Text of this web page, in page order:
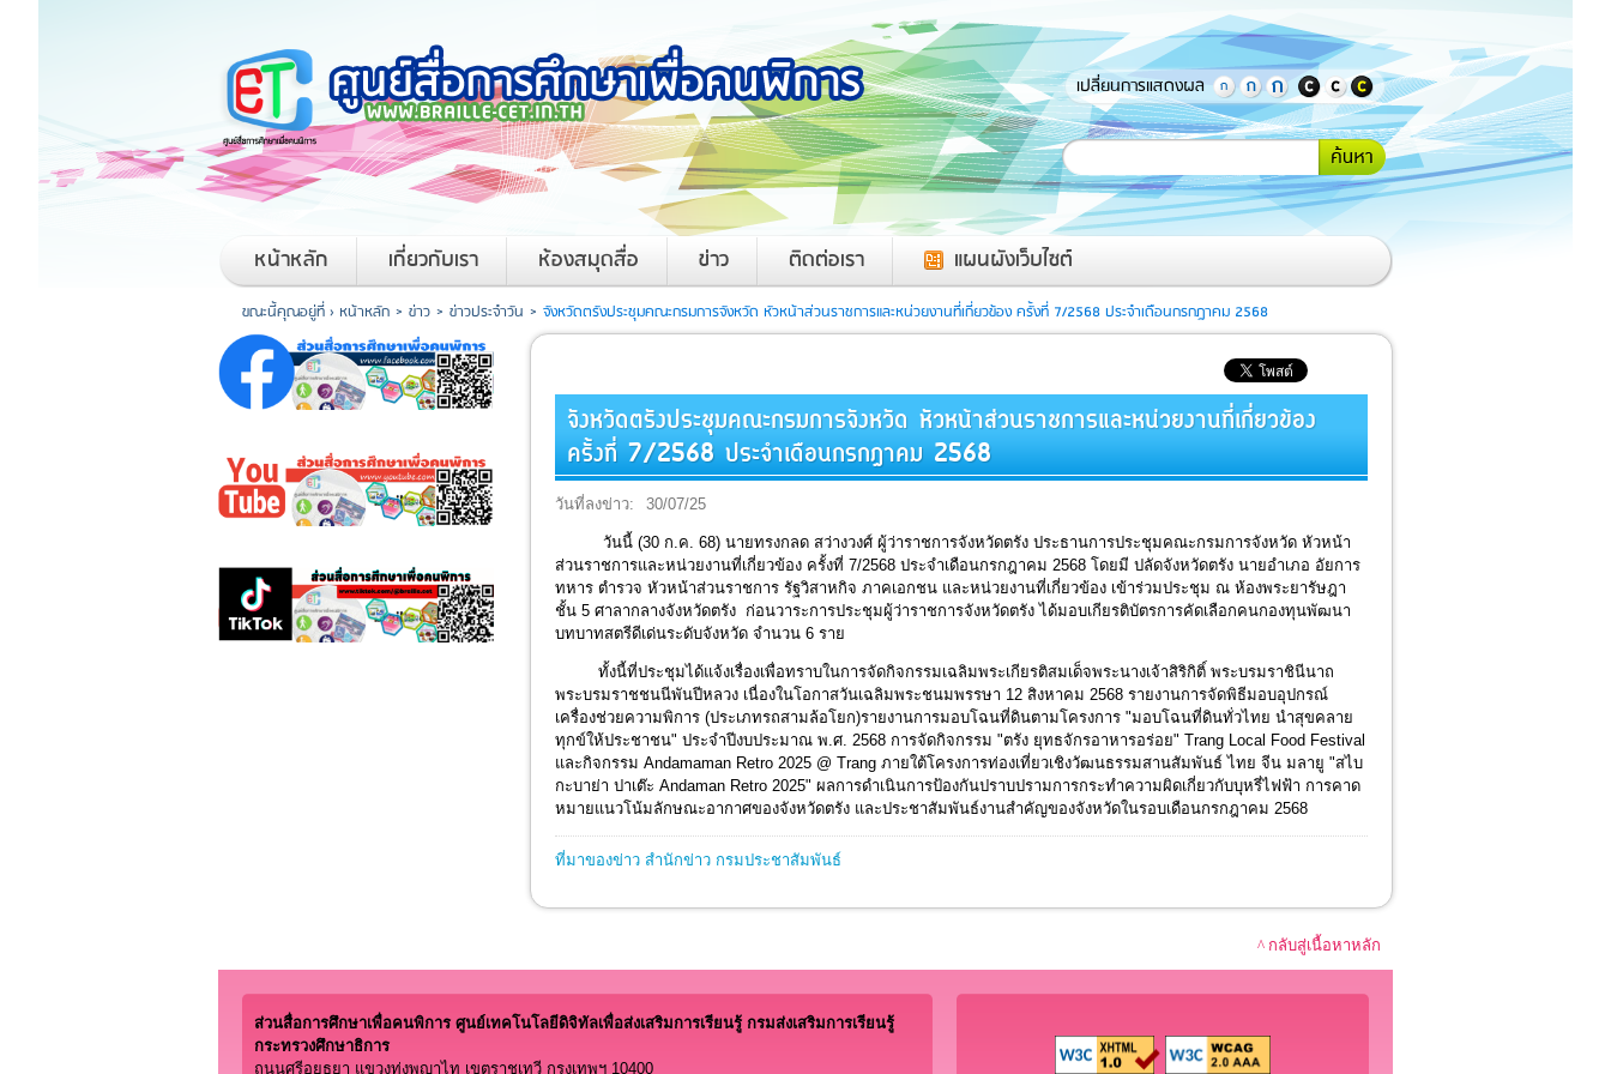
ค้นหา
กรอกคำ
หรือ
ข้อความ
ต้องการ
ค้นหา
เปลี่ยนการแสดงผล
หน้าหลัก เกี่ยวกับเรา ห้องสมุดสื่อ ข่าว ติดต่อเรา แผนผังเว็บไซต์
ขณะนี้คุณอยู่ที่ › หน้าหลัก > ข่าว > ข่าวประจำวัน > จังหวัดตรังประชุมคณะกรมการจังหวัด หัวหน้าส่วนราชการและหน่วยงานที่เกี่ยวข้อง ครั้งที่ 7/2568 ประจำเดือนกรกฎาคม 2568
จังหวัดตรังประชุมคณะกรมการจังหวัด หัวหน้าส่วนราชการและหน่วยงานที่เกี่ยวข้อง
ครั้งที่ 7/2568 ประจำเดือนกรกฎาคม 2568
วันที่ลงข่าว: 30/07/25
วันนี้ (30 ก.ค. 68) นายทรงกลด สว่างวงศ์ ผู้ว่าราชการจังหวัดตรัง ประธานการประชุมคณะกรมการจังหวัด หัวหน้า
ส่วนราชการและหน่วยงานที่เกี่ยวข้อง ครั้งที่ 7/2568 ประจำเดือนกรกฎาคม 2568 โดยมี ปลัดจังหวัดตรัง นายอำเภอ อัยการ
ทหาร ตำรวจ หัวหน้าส่วนราชการ รัฐวิสาหกิจ ภาคเอกชน และหน่วยงานที่เกี่ยวข้อง เข้าร่วมประชุม ณ ห้องพระยารัษฎา
ชั้น 5 ศาลากลางจังหวัดตรัง ก่อนวาระการประชุมผู้ว่าราชการจังหวัดตรัง ได้มอบเกียรติบัตรการคัดเลือกคนกองทุนพัฒนา
บทบาทสตรีดีเด่นระดับจังหวัด จำนวน 6 ราย
ทั้งนี้ที่ประชุมได้แจ้งเรื่องเพื่อทราบในการจัดกิจกรรมเฉลิมพระเกียรติสมเด็จพระนางเจ้าสิริกิติ์ พระบรมราชินีนาถ
พระบรมราชชนนีพันปีหลวง เนื่องในโอกาสวันเฉลิมพระชนมพรรษา 12 สิงหาคม 2568 รายงานการจัดพิธีมอบอุปกรณ์
เครื่องช่วยความพิการ (ประเภทรถสามล้อโยก)รายงานการมอบโฉนที่ดินตามโครงการ "มอบโฉนที่ดินทั่วไทย นำสุขคลาย
ทุกข์ให้ประชาชน" ประจำปีงบประมาณ พ.ศ. 2568 การจัดกิจกรรม "ตรัง ยุทธจักรอาหารอร่อย" Trang Local Food Festival
และกิจกรรม Andamaman Retro 2025 @ Trang ภายใต้โครงการท่องเที่ยวเชิงวัฒนธรรมสานสัมพันธ์ ไทย จีน มลายู "สไบ
กะบาย่า ปาเต๊ะ Andaman Retro 2025" ผลการดำเนินการป้องกันปราบปรามการกระทำความผิดเกี่ยวกับบุหรี่ไฟฟ้า การคาด
หมายแนวโน้มลักษณะอากาศของจังหวัดตรัง และประชาสัมพันธ์งานสำคัญของจังหวัดในรอบเดือนกรกฎาคม 2568
ที่มาของข่าว สำนักข่าว กรมประชาสัมพันธ์
^ กลับสู่เนื้อหาหลัก
ส่วนสื่อการศึกษาเพื่อคนพิการ ศูนย์เทคโนโลยีดิจิทัลเพื่อส่งเสริมการเรียนรู้ กรมส่งเสริมการเรียนรู้
กระทรวงศึกษาธิการ
ถนนศรีอยุธยา แขวงทุ่งพญาไท เขตราชเทวี กรุงเทพฯ 10400